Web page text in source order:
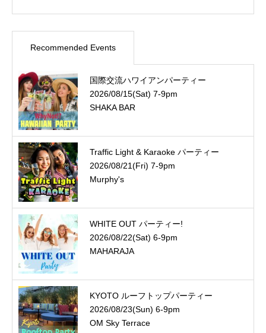
Recommended Events
国際交流ハワイアンパーティー
2026/08/15(Sat) 7-9pm
SHAKA BAR
Traffic Light & Karaoke パーティー
2026/08/21(Fri) 7-9pm
Murphy's
WHITE OUT パーティー!
2026/08/22(Sat) 6-9pm
MAHARAJA
KYOTO ルーフトップパーティー
2026/08/23(Sun) 6-9pm
OM Sky Terrace